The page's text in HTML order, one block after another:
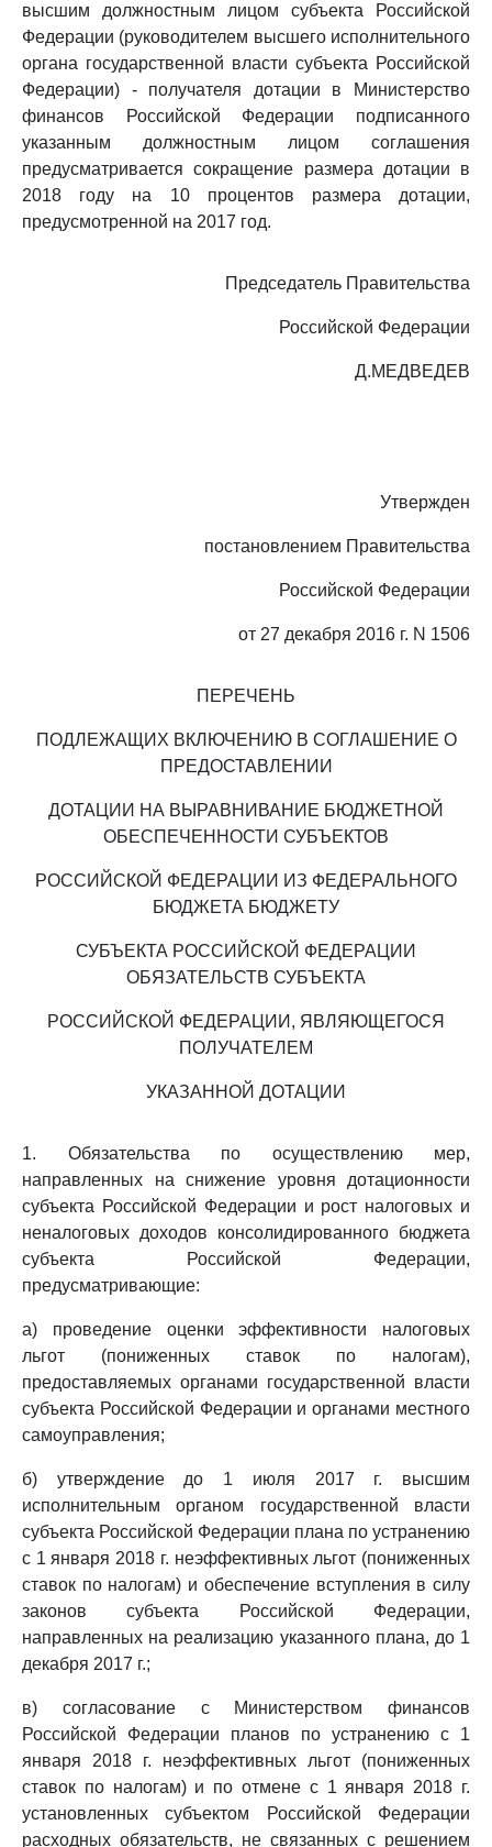
высшим должностным лицом субъекта Российской
Федерации (руководителем высшего исполнительного
органа государственной власти субъекта Российской
Федерации) - получателя дотации в Министерство
финансов Российской Федерации подписанного
указанным должностным лицом соглашения
предусматривается сокращение размера дотации в
2018 году на 10 процентов размера дотации,
предусмотренной на 2017 год.
Председатель Правительства
Российской Федерации
Д.МЕДВЕДЕВ
Утвержден
постановлением Правительства
Российской Федерации
от 27 декабря 2016 г. N 1506
ПЕРЕЧЕНЬ
ПОДЛЕЖАЩИХ ВКЛЮЧЕНИЮ В СОГЛАШЕНИЕ О
ПРЕДОСТАВЛЕНИИ
ДОТАЦИИ НА ВЫРАВНИВАНИЕ БЮДЖЕТНОЙ
ОБЕСПЕЧЕННОСТИ СУБЪЕКТОВ
РОССИЙСКОЙ ФЕДЕРАЦИИ ИЗ ФЕДЕРАЛЬНОГО
БЮДЖЕТА БЮДЖЕТУ
СУБЪЕКТА РОССИЙСКОЙ ФЕДЕРАЦИИ
ОБЯЗАТЕЛЬСТВ СУБЪЕКТА
РОССИЙСКОЙ ФЕДЕРАЦИИ, ЯВЛЯЮЩЕГОСЯ
ПОЛУЧАТЕЛЕМ
УКАЗАННОЙ ДОТАЦИИ
1. Обязательства по осуществлению мер,
направленных на снижение уровня дотационности
субъекта Российской Федерации и рост налоговых и
неналоговых доходов консолидированного бюджета
субъекта Российской Федерации,
предусматривающие:
а) проведение оценки эффективности налоговых
льгот (пониженных ставок по налогам),
предоставляемых органами государственной власти
субъекта Российской Федерации и органами местного
самоуправления;
б) утверждение до 1 июля 2017 г. высшим
исполнительным органом государственной власти
субъекта Российской Федерации плана по устранению
с 1 января 2018 г. неэффективных льгот (пониженных
ставок по налогам) и обеспечение вступления в силу
законов субъекта Российской Федерации,
направленных на реализацию указанного плана, до 1
декабря 2017 г.;
в) согласование с Министерством финансов
Российской Федерации планов по устранению с 1
января 2018 г. неэффективных льгот (пониженных
ставок по налогам) и по отмене с 1 января 2018 г.
установленных субъектом Российской Федерации
расходных обязательств, не связанных с решением